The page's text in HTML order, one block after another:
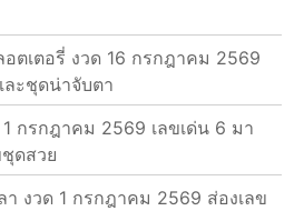
อตเตอรี่ งวด 16 กรกฎาคม 2569
ละชุดน่าจับตา
กรกฎาคม 2569 เลขเด่น 6 มา
ดสวย
งวด 1 กรกฎาคม 2569 ส่องเลข